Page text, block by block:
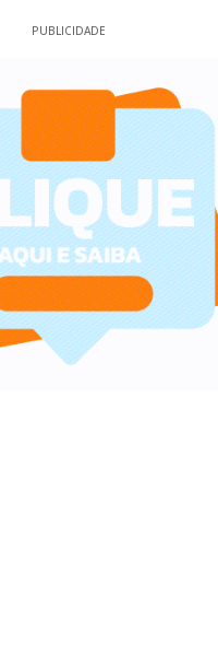
PUBLICIDADE